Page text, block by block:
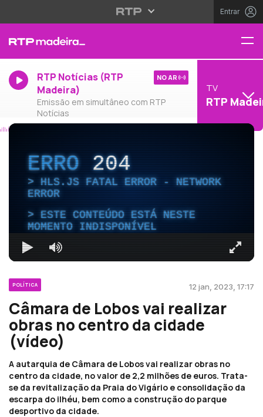
Entrar
RTP Notícias (RTP
Madeira)
Emissão em simultâneo com RTP
Notícias
NO AR
TV
RTP
ERRO204
HLS.JS FATAL ERROR - NETWORK
ERROR
ESTE CONTEÚDO ESTÁ NESTE
MOMENTO INDISPONÍVEL
POLÍTICA 12 jan, 2023, 17:17
Câmara de Lobos vai realizar
obras no centro da cidade
(vídeo)
A autarquia de Câmara de Lobos vai realizar obras no
centro da cidade, no valor de 2,2 milhões de euros. Trata-
se da revitalização da Praia do Vigário e consolidação da
escarpa do ilhéu, bem como a construção do parque
desportivo da cidade.